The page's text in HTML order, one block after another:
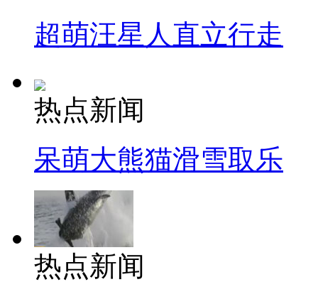
超萌汪星人直立行走
热点新闻
呆萌大熊猫滑雪取乐
热点新闻